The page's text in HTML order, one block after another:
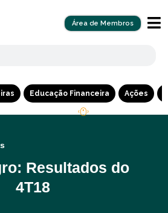
Área de Membros
Educação Financeira Ações
Resultados do
4T18